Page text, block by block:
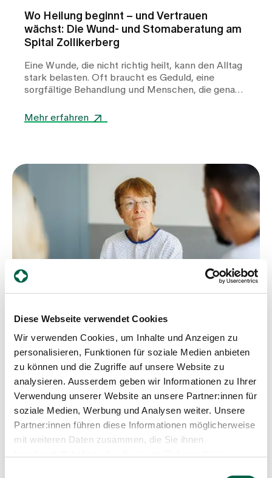
Diese Webseite verwendet Cookies
Wir verwenden Cookies, um Inhalte und Anzeigen zu
personalisieren, Funktionen für soziale Medien anbieten
zu können und die Zugriffe auf unsere Website zu
analysieren. Ausserdem geben wir Informationen zu Ihrer
Verwendung unserer Website an unsere Partner:innen für
soziale Medien, Werbung und Analysen weiter. Unsere
Partner:innen führen diese Informationen möglicherweise
mit weiteren Daten zusammen, die Sie ihnen
Wo Heilung beginnt – und Vertrauen
wächst: Die Wund- und Stomaberatung am
Spital Zollikerberg
Eine Wunde, die nicht richtig heilt, kann den Alltag
stark belasten. Oft braucht es Geduld, eine
sorgfältige Behandlung und Menschen, die genau
viele Fragen mit sich: Wie gelingt die Versorgung im
Stomaberatung des Spitals Zollikerberg begleiten
wir Patientinnen und Patienten mit fachlicher
Kompetenz, moderner Medizin und viel
Einfühlungsvermögen. Unser Ziel ist es, die
Wundheilung bestmöglich zu unterstützen,
Komplikationen vorzubeugen und Betroffene in
ihrer Selbstständigkeit und Lebensqualität zu
Mehr erfahren
Angebot
Palliative Care: Ihre Lebensqualität steht im
Mittelpunkt